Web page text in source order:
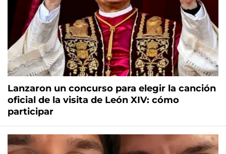
Lanzaron un concurso para elegir la canción
oficial de la visita de León XIV: cómo
participar